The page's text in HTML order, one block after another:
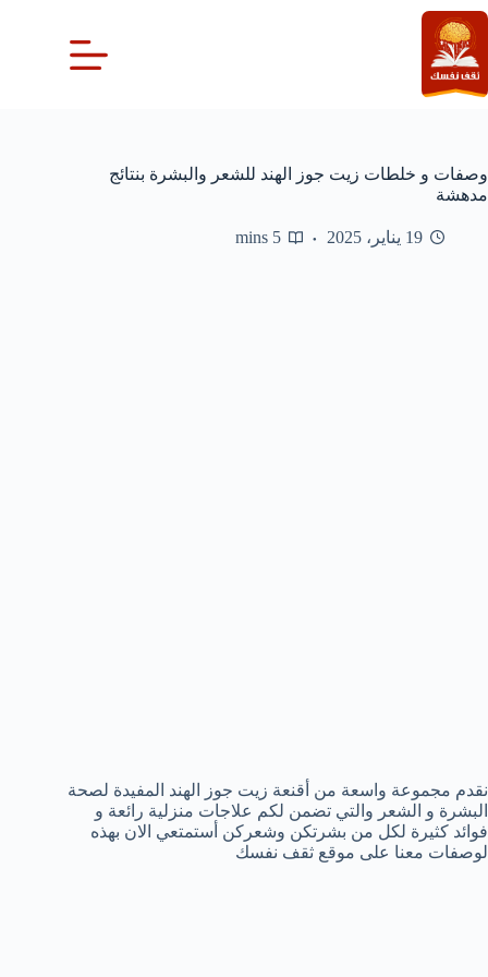
التجاوز
إلى
المحتوى
وصفات و خلطات زيت جوز الهند للشعر والبشرة بنتائج
مدهشة
19 يناير، 2025 5 mins
نقدم مجموعة واسعة من أقنعة زيت جوز الهند المفيدة لصحة
البشرة و الشعر والتي تضمن لكم علاجات منزلية رائعة و
فوائد كثيرة لكل من بشرتكن وشعركن أستمتعي الان بهذه
لوصفات معنا على موقع ثقف نفسك